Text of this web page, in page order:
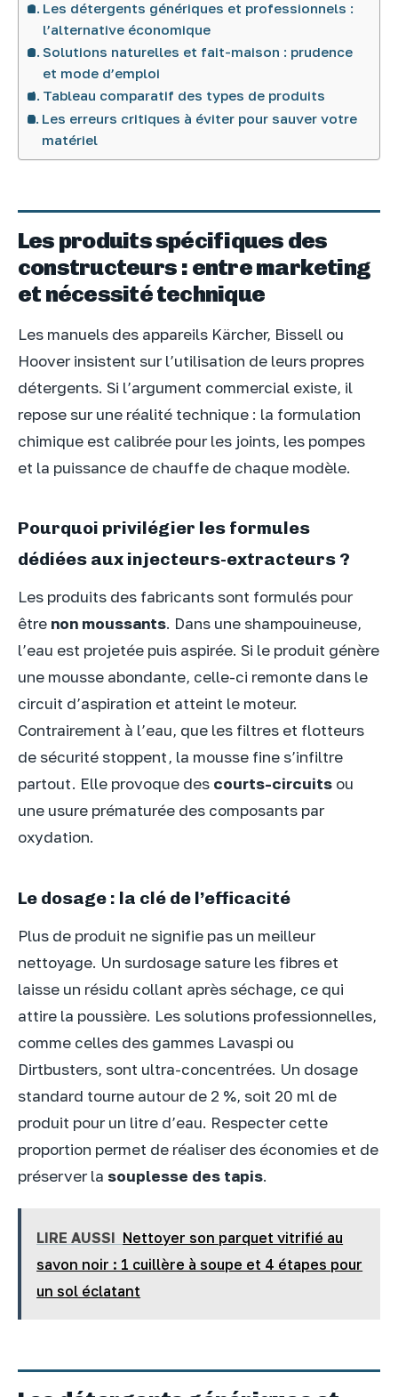
Les détergents génériques et professionnels :
l’alternative économique
Solutions naturelles et fait-maison : prudence
et mode d’emploi
Tableau comparatif des types de produits
Les erreurs critiques à éviter pour sauver votre
matériel
Les produits spécifiques des
constructeurs : entre marketing
et nécessité technique
Les manuels des appareils Kärcher, Bissell ou
Hoover insistent sur l’utilisation de leurs propres
détergents. Si l’argument commercial existe, il
repose sur une réalité technique : la formulation
chimique est calibrée pour les joints, les pompes
et la puissance de chauffe de chaque modèle.
Pourquoi privilégier les formules
dédiées aux injecteurs-extracteurs ?
Les produits des fabricants sont formulés pour
être non moussants. Dans une shampouineuse,
l’eau est projetée puis aspirée. Si le produit génère
une mousse abondante, celle-ci remonte dans le
circuit d’aspiration et atteint le moteur.
Contrairement à l’eau, que les filtres et flotteurs
de sécurité stoppent, la mousse fine s’infiltre
partout. Elle provoque des courts-circuits ou
une usure prématurée des composants par
oxydation.
Le dosage : la clé de l’efficacité
Plus de produit ne signifie pas un meilleur
nettoyage. Un surdosage sature les fibres et
laisse un résidu collant après séchage, ce qui
attire la poussière. Les solutions professionnelles,
comme celles des gammes Lavaspi ou
Dirtbusters, sont ultra-concentrées. Un dosage
standard tourne autour de 2 %, soit 20 ml de
produit pour un litre d’eau. Respecter cette
proportion permet de réaliser des économies et de
préserver la souplesse des tapis.
LIRE AUSSI Nettoyer son parquet vitrifié au
savon noir : 1 cuillère à soupe et 4 étapes pour
un sol éclatant